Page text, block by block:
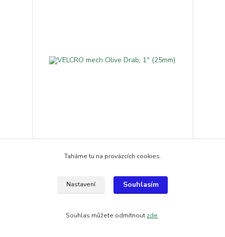
VELCRO mech Olive Drab, 1" (25mm)
43,26 Kč/m
šup do košíku
Taháme tu na provázcích cookies.
Nastavení Souhlasím
Souhlas můžete odmítnout zde.